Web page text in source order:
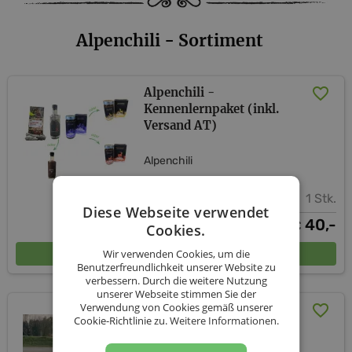
Alpenchili - Sortiment
Alpenchili -
Kennenlernpaket (inkl.
Versand AT)
Alpenchili
1 Stk.
€ 40,-
In den Warenkorb
Aji Charapita getrocknet
Alpenchili
Diese Webseite verwendet
Cookies.
Wir verwenden Cookies, um die
Benutzerfreundlichkeit unserer Website zu
verbessern. Durch die weitere Nutzung
unserer Webseite stimmen Sie der
Verwendung von Cookies gemäß unserer
Cookie-Richtlinie zu.Weitere Informationen.